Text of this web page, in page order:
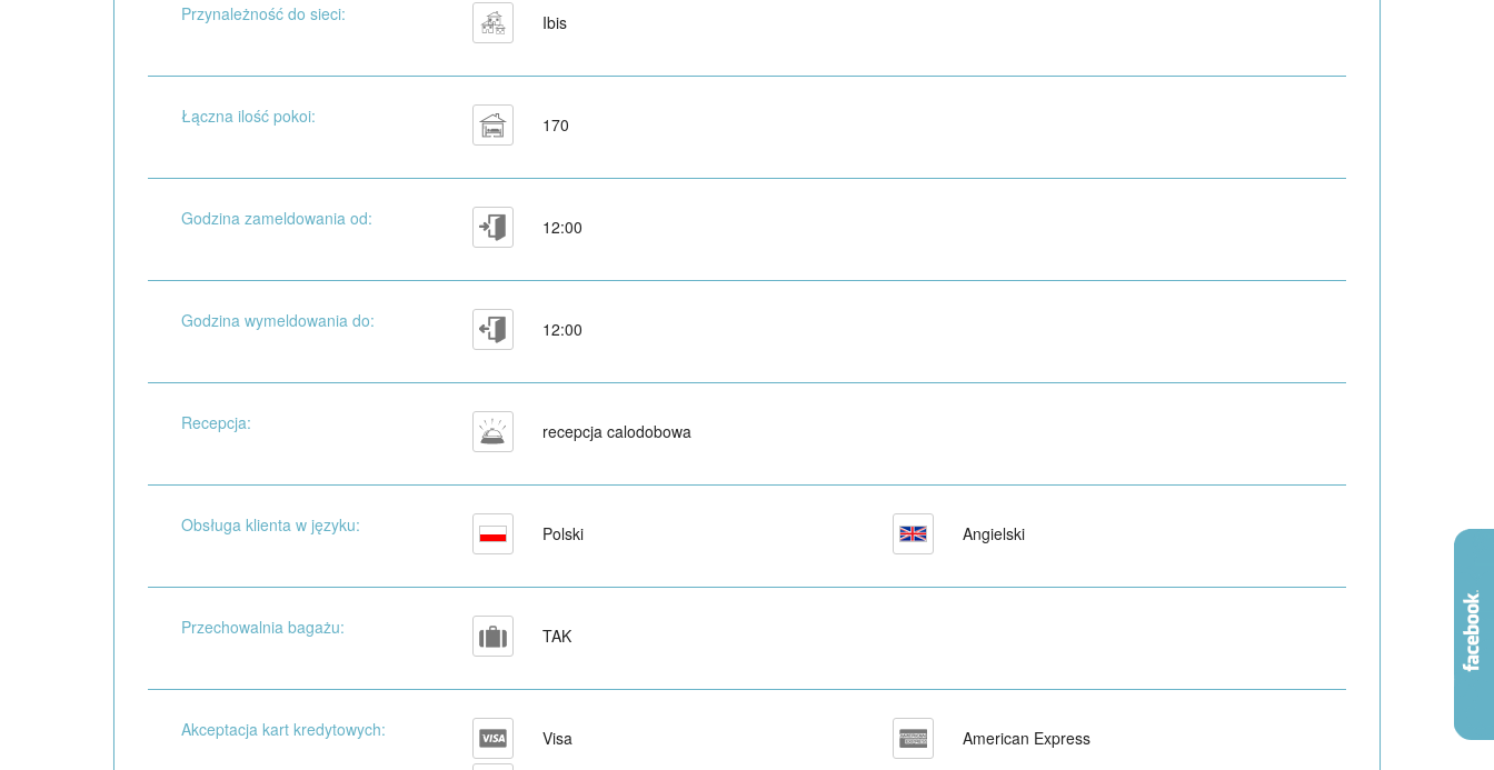
Przynależność do sieci: Ibis
Łączna ilość pokoi: 170
Godzina zameldowania od: 12:00
Godzina wymeldowania do: 12:00
Recepcja: recepcja calodobowa
Obsługa klienta w języku: Polski Angielski
Przechowalnia bagażu: TAK
Akceptacja kart kredytowych: Visa American Express